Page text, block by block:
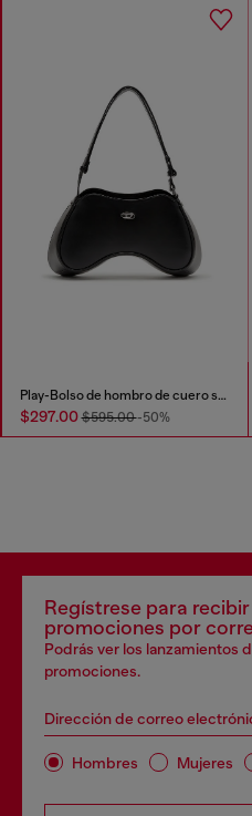
Play-Bolso de hombro de cuero semibrillante
$297.00$595.00-50%
Regístrese para
promociones por
Podrás ver los lanzamientos
promociones.
Dirección de correo
Hombres Mujeres